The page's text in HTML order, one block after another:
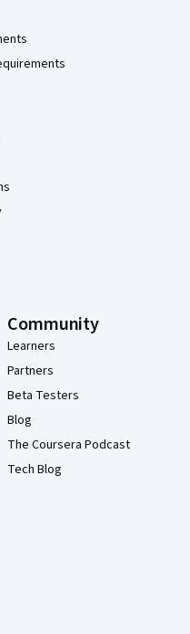
Community
Learners
Partners
Beta Testers
Blog
The Coursera Podcast
Tech Blog